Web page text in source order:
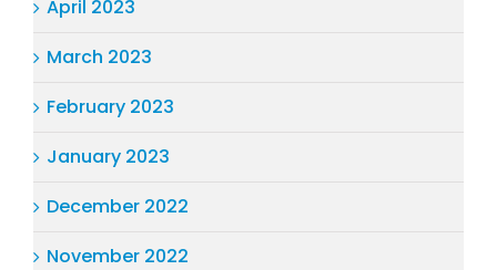
April 2023
March 2023
February 2023
January 2023
December 2022
November 2022